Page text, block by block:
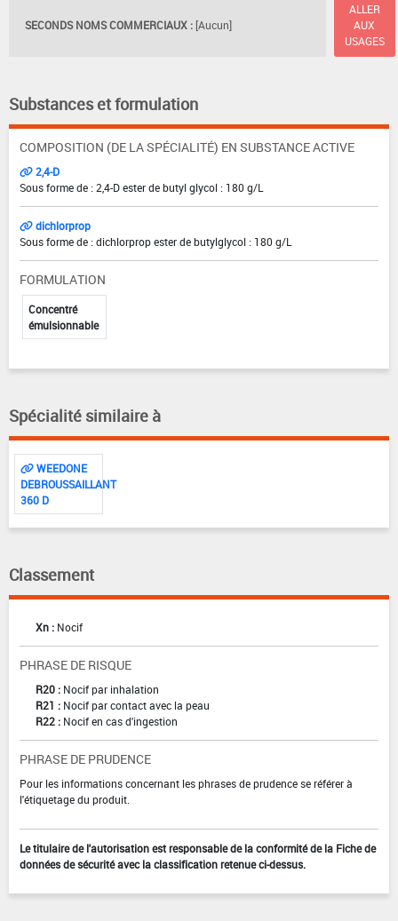
SECONDS NOMS COMMERCIAUX : [Aucun]
ALLER
AUX
USAGES
Substances et formulation
COMPOSITION (DE LA SPÉCIALITÉ) EN SUBSTANCE ACTIVE
2,4-D
Sous forme de : 2,4-D ester de butyl glycol : 180 g/L
dichlorprop
Sous forme de : dichlorprop ester de butylglycol : 180 g/L
FORMULATION
Concentré
émulsionnable
Spécialité similaire à
WEEDONE
DEBROUSSAILLANT
360 D
Classement
Xn : Nocif
PHRASE DE RISQUE
R20 : Nocif par inhalation
R21 : Nocif par contact avec la peau
R22 : Nocif en cas d'ingestion
PHRASE DE PRUDENCE
Pour les informations concernant les phrases de prudence se référer à
l'étiquetage du produit.
Le titulaire de l'autorisation est responsable de la conformité de la Fiche de
données de sécurité avec la classification retenue ci-dessus.